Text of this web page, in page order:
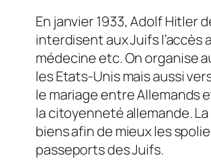
En janvier 1933, Adolf Hitler
interdisent aux Juifs l’accès
médecine etc. On organise
les Etats-Unis mais aussi
le mariage entre Allemands
la citoyenneté allemande.
biens afin de mieux les
passeports des Juifs.